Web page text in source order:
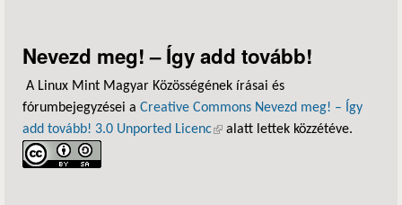
Nevezd meg! – Így add tovább!
A Linux Mint Magyar Közösségének írásai és
fórumbejegyzései a Creative Commons Nevezd meg! – Így
add tovább! 3.0 Unported Licenc(külső hivatkozás)
alatt lettek közzétéve.